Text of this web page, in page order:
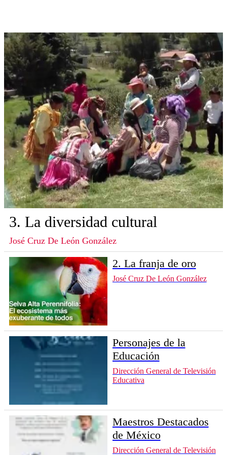
3. La diversidad cultural
José Cruz De León González
2. La franja de oro
José Cruz De León González
Personajes de la
Educación
Dirección General de Televisión
Educativa
Maestros Destacados
de México
Dirección General de Televisión